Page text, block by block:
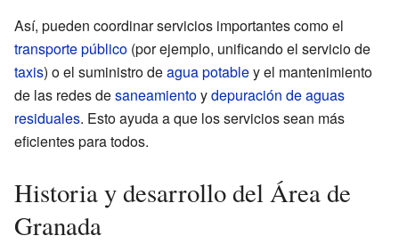
Así, pueden coordinar servicios importantes como el
transporte público (por ejemplo, unificando el servicio de
taxis) o el suministro deagua potabley el mantenimiento
de las redes desaneamientoydepuración de aguas
residuales. Esto ayuda a que los servicios sean más
eficientes para todos.
Historia y desarrollo del Área de
Granada